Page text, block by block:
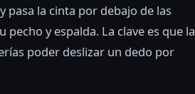
pasa la cinta por debajo de las
y espalda. La clave es que la
poder deslizar un dedo por